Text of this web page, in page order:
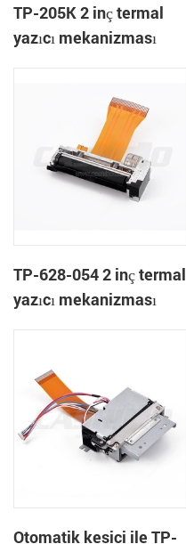
TP-205K 2 inç termal
yazıcı mekanizması
TP-628-054 2 inç termal
yazıcı mekanizması
Otomatik kesici ile TP-